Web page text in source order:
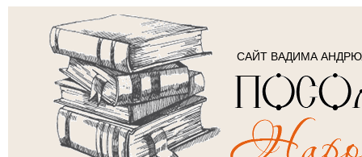
САЙТ ВАДИМА